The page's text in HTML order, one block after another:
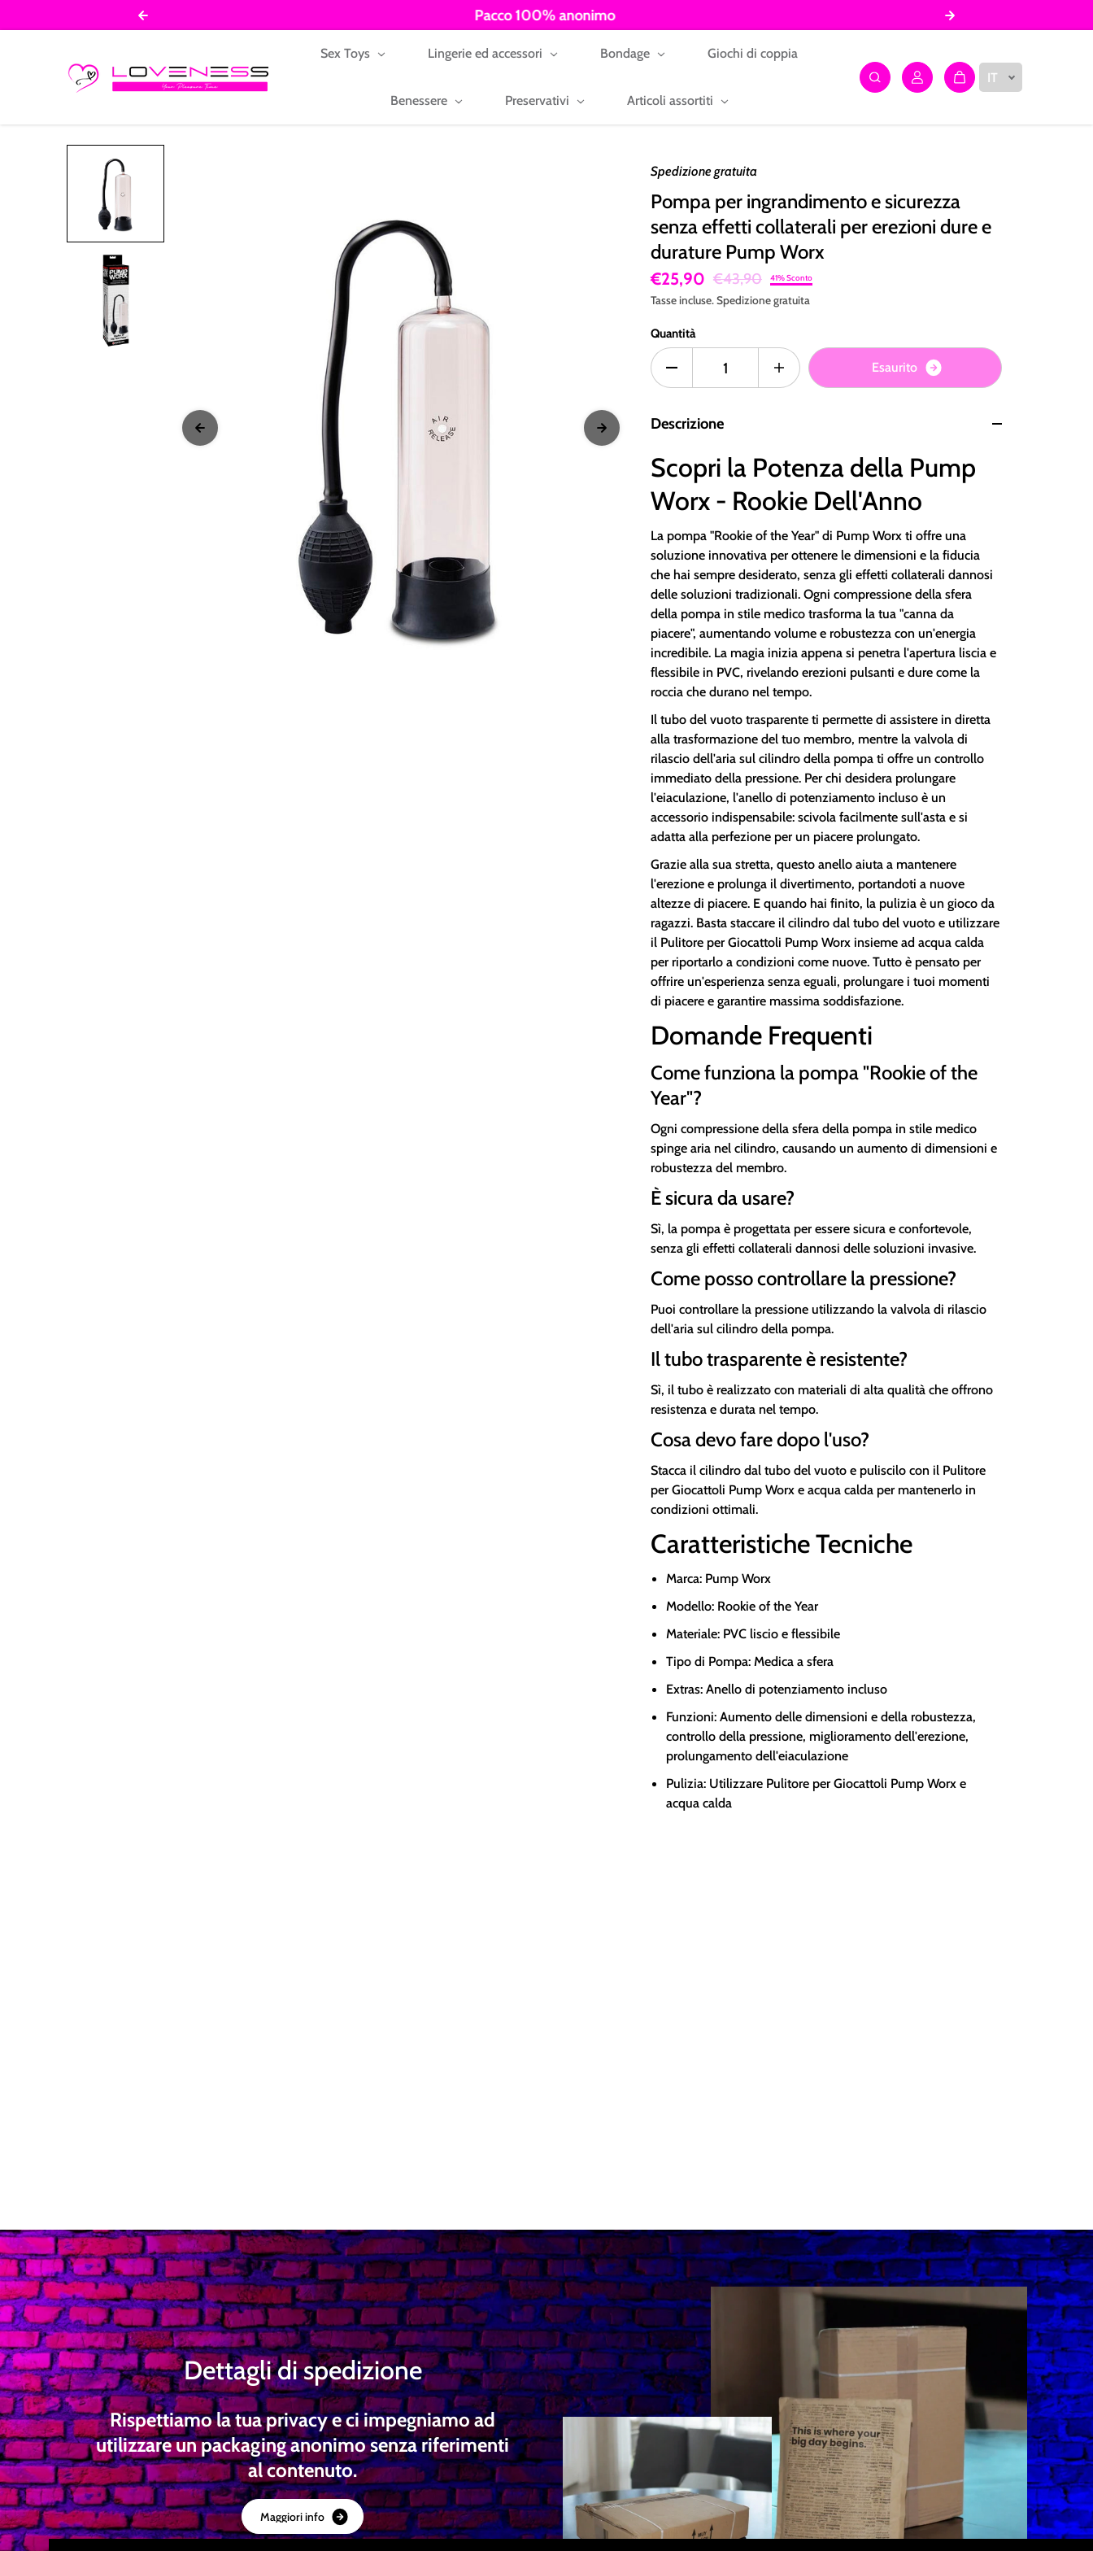
Pacco 100% anonimo
Sex Toys Lingerie ed accessori Bondage Giochi di coppia
Benessere Preservativi Articoli assortiti
IT
Spedizione gratuita
Pompa per ingrandimento e sicurezza
senza effetti collaterali per erezioni dure e
durature Pump Worx
€25,90 €43,90 41% Sconto
Tasse incluse.Spedizionegratuita
Quantità
Esaurito
Descrizione
Scopri la Potenza della Pump
Worx - Rookie Dell'Anno
La pompa "Rookie of the Year" di Pump Worx ti offre una
soluzione innovativa per ottenere le dimensioni e la fiducia
che hai sempre desiderato, senza gli effetti collaterali dannosi
delle soluzioni tradizionali. Ogni compressione della sfera
della pompa in stile medico trasforma la tua "canna da
piacere", aumentando volume e robustezza con un'energia
incredibile. La magia inizia appena si penetra l'apertura liscia e
flessibile in PVC, rivelando erezioni pulsanti e dure come la
roccia che durano nel tempo.
Il tubo del vuoto trasparente ti permette di assistere in diretta
alla trasformazione del tuo membro, mentre la valvola di
rilascio dell'aria sul cilindro della pompa ti offre un controllo
immediato della pressione. Per chi desidera prolungare
l'eiaculazione, l'anello di potenziamento incluso è un
accessorio indispensabile: scivola facilmente sull'asta e si
adatta alla perfezione per un piacere prolungato.
Grazie alla sua stretta, questo anello aiuta a mantenere
l'erezione e prolunga il divertimento, portandoti a nuove
altezze di piacere. E quando hai finito, la pulizia è un gioco da
ragazzi. Basta staccare il cilindro dal tubo del vuoto e utilizzare
il Pulitore per Giocattoli Pump Worx insieme ad acqua calda
per riportarlo a condizioni come nuove. Tutto è pensato per
offrire un'esperienza senza eguali, prolungare i tuoi momenti
di piacere e garantire massima soddisfazione.
Domande Frequenti
Come funziona la pompa "Rookie of the
Year"?
Ogni compressione della sfera della pompa in stile medico
spinge aria nel cilindro, causando un aumento di dimensioni e
robustezza del membro.
È sicura da usare?
Sì, la pompa è progettata per essere sicura e confortevole,
senza gli effetti collaterali dannosi delle soluzioni invasive.
Come posso controllare la pressione?
Puoi controllare la pressione utilizzando la valvola di rilascio
dell'aria sul cilindro della pompa.
Il tubo trasparente è resistente?
Sì, il tubo è realizzato con materiali di alta qualità che offrono
resistenza e durata nel tempo.
Cosa devo fare dopo l'uso?
Stacca il cilindro dal tubo del vuoto e puliscilo con il Pulitore
per Giocattoli Pump Worx e acqua calda per mantenerlo in
condizioni ottimali.
Caratteristiche Tecniche
Marca: Pump Worx
Modello: Rookie of the Year
Materiale: PVC liscio e flessibile
Tipo di Pompa: Medica a sfera
Extras: Anello di potenziamento incluso
Funzioni: Aumento delle dimensioni e della robustezza,
controllo della pressione, miglioramento dell'erezione,
prolungamento dell'eiaculazione
Pulizia: Utilizzare Pulitore per Giocattoli Pump Worx e
acqua calda
Dettagli di spedizione
Rispettiamo la tua privacy e ci impegniamo ad
utilizzare un packaging anonimo senza riferimenti
al contenuto.
Maggioriinfo